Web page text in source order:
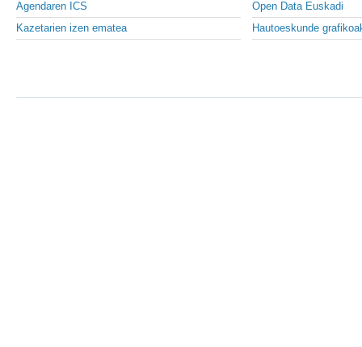
Agendaren ICS
Kazetarien izen ematea
Open Data Euskadi
Hautoeskunde